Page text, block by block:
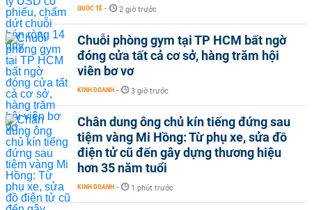
QUỐC TẾ - 2 giờ trước
Chuỗi phòng gym tại TP HCM bất ngờ
đóng cửa tất cả cơ sở, hàng trăm hội
viên bơ vơ
KINH DOANH - 3 giờ trước
Chân dung ông chủ kín tiếng đứng sau
tiệm vàng Mi Hồng: Từ phụ xe, sửa đồ
điện tử cũ đến gây dựng thương hiệu
hơn 35 năm tuổi
KINH DOANH - 1 phút trước